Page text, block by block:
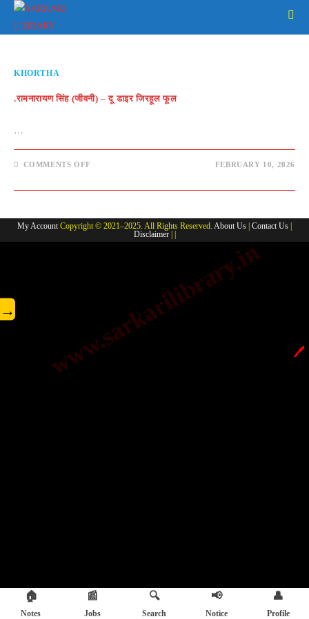
Skip
KHORTHA
.रामनारायण सिंह (जीवनी) – दू डाइर जिरहूल फूल
…
COMMENTS OFF
(जीवनी)
डाइर
जिरहूल
FEBRUARY 10, 2026
My AccountCopyright © 2021–2025. All Rights Reserved. About Us Contact Us
Disclaimer| |
www.sarkarilibrary.in
→
🖊️
🏠
Notes
📰
Jobs
🔍
Search
📢
Notice
👤
Profile